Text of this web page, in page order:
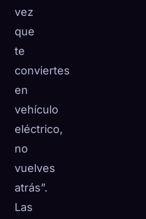
vez
que
te
conviertes
en
vehículo
eléctrico,
no
vuelves
atrás”.
Las